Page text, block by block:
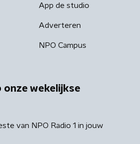
App de studio
Adverteren
NPO Campus
onze wekelijkse
van NPO Radio 1 in jouw